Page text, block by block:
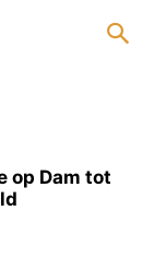
op Dam tot